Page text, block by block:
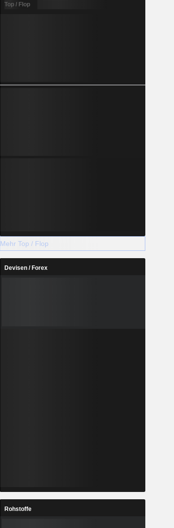
Top / Flop
Mehr Top / Flop
Devisen / Forex
Rohstoffe